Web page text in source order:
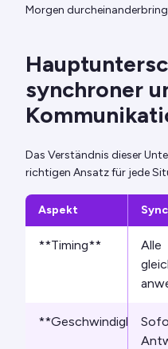
Morgen
synchroner
Das Verständnis dieser
richtigen Ansatz für jede
Aspekt
**Timing**
Alle
**Geschwindigkeit**